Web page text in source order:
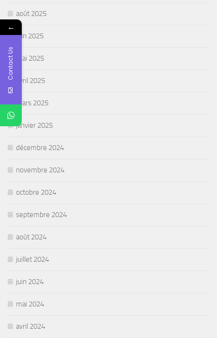
août 2025
juin 2025
mai 2025
avril 2025
mars 2025
janvier 2025
décembre 2024
novembre 2024
octobre 2024
septembre 2024
août 2024
juillet 2024
juin 2024
mai 2024
avril 2024
←
Contact Us